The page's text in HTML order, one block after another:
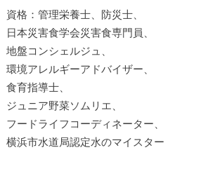
資格：管理栄養士、防災士、
日本災害食学会災害食専門員、
地盤コンシェルジュ、
環境アレルギーアドバイザー、
食育指導士、
ジュニア野菜ソムリエ、
フードライフコーディネーター、
横浜市水道局認定水のマイスター